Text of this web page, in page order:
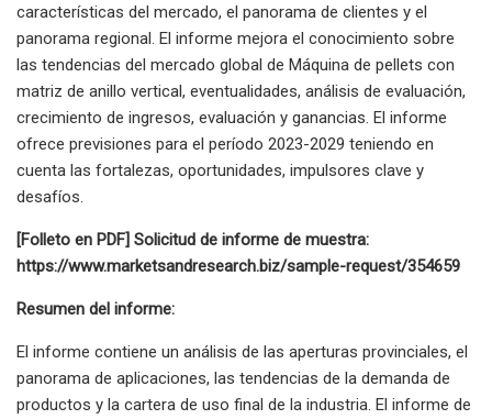
características del mercado, el panorama de clientes y el
panorama regional. El informe mejora el conocimiento sobre
las tendencias del mercado global de Máquina de pellets con
matriz de anillo vertical, eventualidades, análisis de evaluación,
crecimiento de ingresos, evaluación y ganancias. El informe
ofrece previsiones para el período 2023-2029 teniendo en
cuenta las fortalezas, oportunidades, impulsores clave y
desafíos.
[Folleto en PDF] Solicitud de informe de muestra:
https://www.marketsandresearch.biz/sample-request/354659
Resumen del informe:
El informe contiene un análisis de las aperturas provinciales, el
panorama de aplicaciones, las tendencias de la demanda de
productos y la cartera de uso final de la industria. El informe de